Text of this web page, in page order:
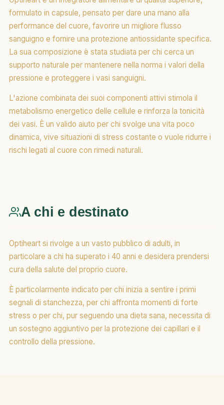
formulato in capsule, pensato per dare una mano alla
performance del cuore, favorire un migliore flusso
sanguigno e fornire una protezione antiossidante specifica.
La sua composizione è stata studiata per chi cerca un
supporto naturale per mantenere nella norma i valori della
pressione e proteggere i vasi sanguigni.
L'azione combinata dei suoi componenti attivi stimola il
metabolismo energetico delle cellule e rinforza la tonicità
dei vasi. È un valido aiuto per chi svolge una vita poco
dinamica, vive situazioni di stress costante o vuole ridurre i
rischi legati al cuore con rimedi naturali.
A chi e destinato
Optiheart si rivolge a un vasto pubblico di adulti, in
particolare a chi ha superato i 40 anni e desidera prendersi
cura della salute del proprio cuore.
È particolarmente indicato per chi inizia a sentire i primi
segnali di stanchezza, per chi affronta momenti di forte
stress o per chi, pur seguendo una dieta sana, necessita di
un sostegno aggiuntivo per la protezione dei capillari e il
controllo della pressione.